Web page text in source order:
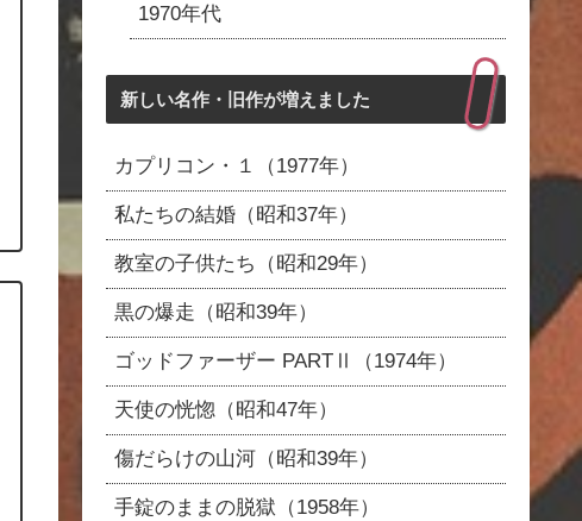
1970年代
新しい名作・旧作が増えました
カプリコン・１（1977年）
私たちの結婚（昭和37年）
教室の子供たち（昭和29年）
黒の爆走（昭和39年）
ゴッドファーザー PARTⅡ（1974年）
天使の恍惚（昭和47年）
傷だらけの山河（昭和39年）
手錠のままの脱獄（1958年）